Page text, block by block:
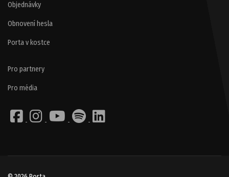
Objednávky
Obnovení hesla
Porta v kostce
Pro partnery
Pro média